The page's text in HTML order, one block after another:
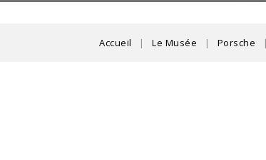
Accueil Le Musée Porsche